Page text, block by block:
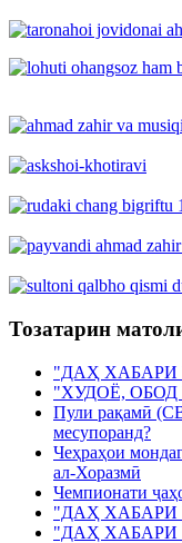
Тозатарин
"ДАҲ ХАБАРИ
"ХУДОЁ,
Пули рақамӣ
месупоранд?
Чеҳраҳои
ал-Хоразмӣ
Чемпионати
"ДАҲ ХАБАРИ
"ДАҲ ХАБАРИ